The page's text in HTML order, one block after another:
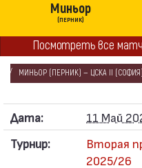
Миньор
(ПЕРНИК)
Посмотреть все
ГЛАВНАЯ СЕЗОНЫ
2025/26
ВТОРАЯ ПРОФЕССИОНАЛЬНАЯ ЛИГА
МИНЬОР (ПЕРНИК) — ЦСКА II (СОФИЯ)
Дата:
11 Май
Турнир:
Вторая
2025/26